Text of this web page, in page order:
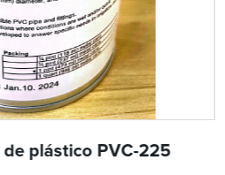
plástico PVC-225